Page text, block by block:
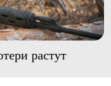
растут